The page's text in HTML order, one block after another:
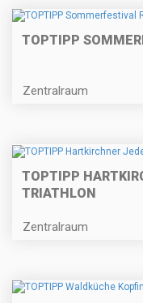
TOPTIPP
Zentralraum
TOPTIPP
TRIATHLON
Zentralraum